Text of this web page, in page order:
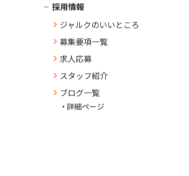
採用情報
ジャルクのいいところ
募集要項一覧
求人応募
スタッフ紹介
ブログ一覧
詳細ページ